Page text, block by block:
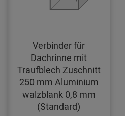
Verbinder für
Dachrinne mit
Traufblech Zuschnitt
250 mm Aluminium
walzblank 0,8 mm
(Standard)